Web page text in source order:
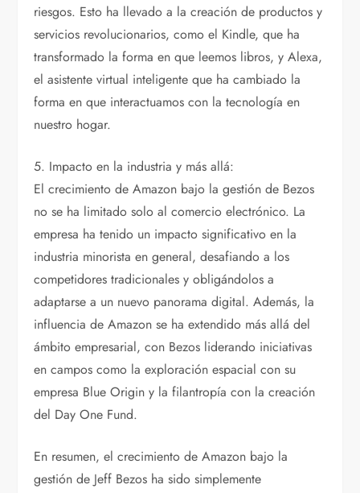
riesgos. Esto ha llevado a la creación de productos y
servicios revolucionarios, como el Kindle, que ha
transformado la forma en que leemos libros, y Alexa,
el asistente virtual inteligente que ha cambiado la
forma en que interactuamos con la tecnología en
nuestro hogar.
5. Impacto en la industria y más allá:
El crecimiento de Amazon bajo la gestión de Bezos
no se ha limitado solo al comercio electrónico. La
empresa ha tenido un impacto significativo en la
industria minorista en general, desafiando a los
competidores tradicionales y obligándolos a
adaptarse a un nuevo panorama digital. Además, la
influencia de Amazon se ha extendido más allá del
ámbito empresarial, con Bezos liderando iniciativas
en campos como la exploración espacial con su
empresa Blue Origin y la filantropía con la creación
del Day One Fund.
En resumen, el crecimiento de Amazon bajo la
gestión de Jeff Bezos ha sido simplemente